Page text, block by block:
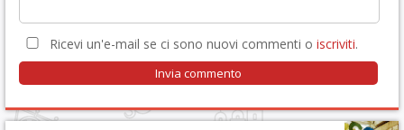
Ricevi un'e-mail se ci sono nuovi commenti o iscriviti.